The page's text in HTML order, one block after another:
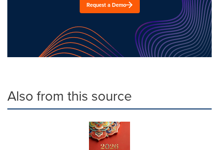
Request a Demo
Also from this source